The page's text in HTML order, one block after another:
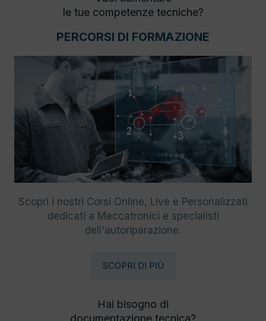
le tue competenze tecniche?
PERCORSI DI FORMAZIONE
Scopri i nostri Corsi Online, Live e Personalizzati
dedicati a Meccatronici e specialisti
dell'autoriparazione.
SCOPRI DI PIÙ
Hai bisogno di
documentazione tecnica?